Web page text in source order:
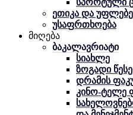
სპორტული
ეთიკა და
უსაფრთხოება
მიღება
ბაკალავრიატი
სიახლე
ზოგადი
დრამის
კინო-ტელე